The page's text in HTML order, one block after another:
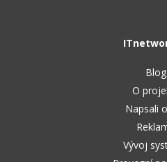
Blog
O
Napsali
Vývoj